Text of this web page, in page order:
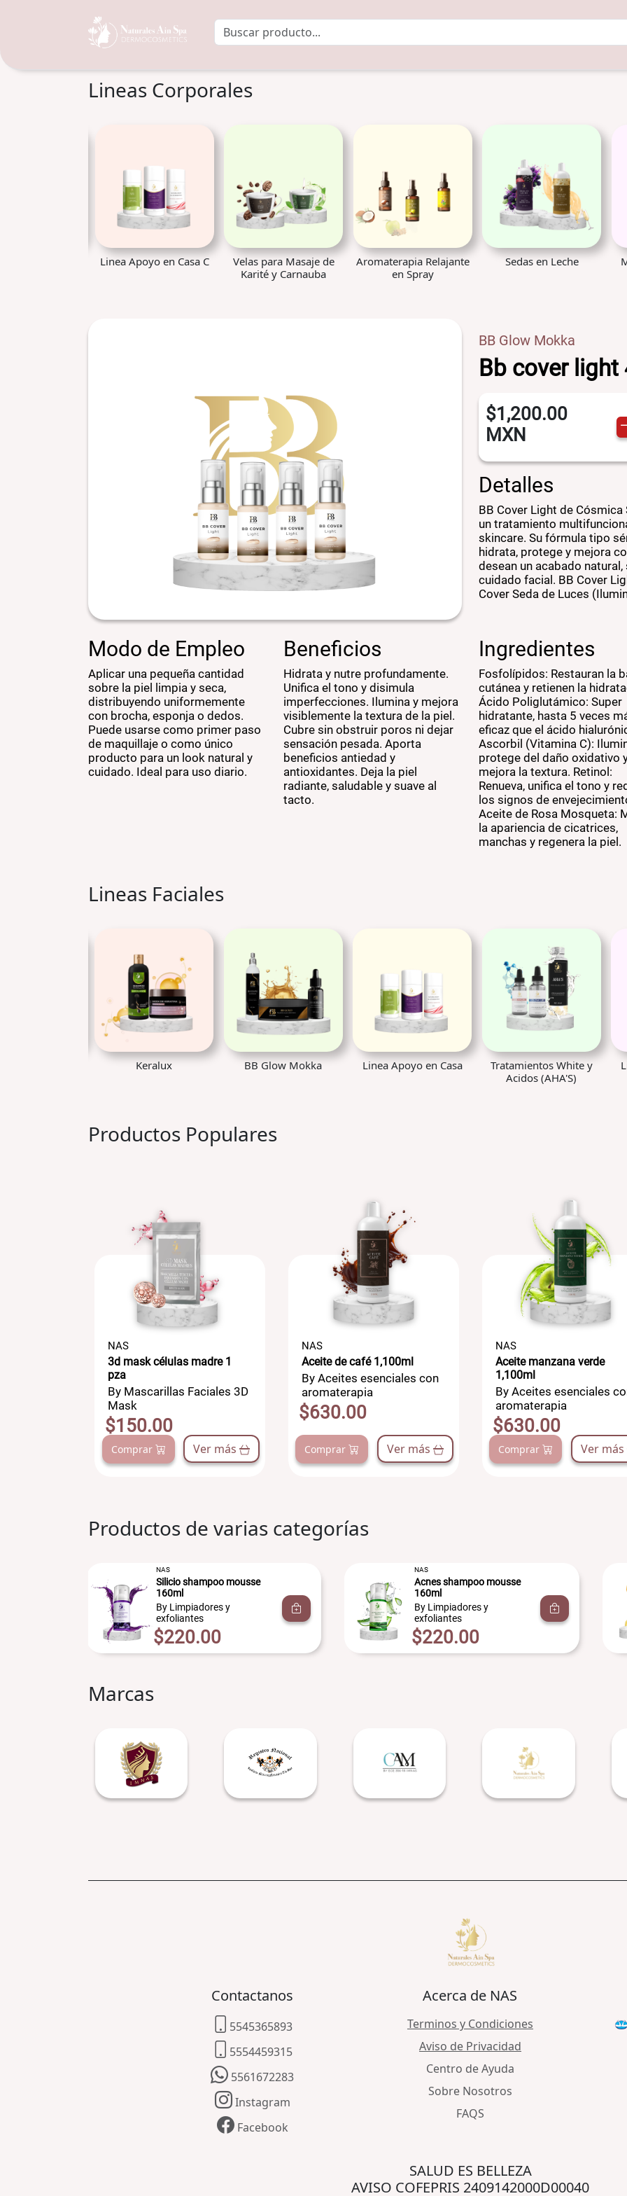
Lineas Corporales
Linea Apoyo en Casa C
Velas para Masaje de
Karité y Carnauba
Aromaterapia Relajante
en Spray
Sedas en Leche
BB Glow Mokka
Bb cover light
$1,200.00
MXN
Detalles
BB Cover Light de
un tratamiento
skincare. Su fórmula tipo
hidrata, protege y mejora
desean un acabado
cuidado facial. BB Cover
Cover Seda de Luces
Modo de Empleo
Aplicar una pequeña cantidad
sobre la piel limpia y seca,
distribuyendo uniformemente
con brocha, esponja o dedos.
Puede usarse como primer paso
de maquillaje o como único
producto para un look natural y
cuidado. Ideal para uso diario.
Beneficios
Hidrata y nutre profundamente.
Unifica el tono y disimula
imperfecciones. Ilumina y mejora
visiblemente la textura de la piel.
Cubre sin obstruir poros ni dejar
sensación pesada. Aporta
beneficios antiedad y
antioxidantes. Deja la piel
radiante, saludable y suave al
tacto.
Ingredientes
Fosfolípidos: Restauran la
cutánea y retienen la
Ácido Poliglutámico: Super
hidratante, hasta 5 veces
eficaz que el ácido
Ascorbil (Vitamina C):
protege del daño oxidativo
mejora la textura. Retinol:
Renueva, unifica el tono y
los signos de
Aceite de Rosa Mosqueta:
la apariencia de cicatrices,
manchas y regenera la piel.
Lineas Faciales
BB Glow Mokka Linea Apoyo en Casa
Tratamientos White y
Linea Climatrix 3000
Productos Populares
NAS
3d mask células madre 1
pza
By Mascarillas Faciales 3D
Mask
$150.00
Comprar Ver más
NAS
Aceite de café 1,100ml
By Aceites esenciales con
aromaterapia
$630.00
Comprar Ver más
NAS
Aceite manzana verde
1,100ml
By Aceites esenciales
aromaterapia
$630.00
Comprar Ver más
Productos de varias categorías
NAS
Silicio shampoo mousse
160ml
By Limpiadores y
exfoliantes
$220.00
NAS
Acnes shampoo mousse
160ml
By Limpiadores y
exfoliantes
$220.00
Marcas
Contactanos
5545365893
5554459315
5561672283
Instagram
Facebook
Acerca de NAS
Terminos y Condiciones
Aviso de Privacidad
Centro de Ayuda
Sobre Nosotros
FAQS
SALUD ES BELLEZA
AVISO COFEPRIS 2409142000D00040